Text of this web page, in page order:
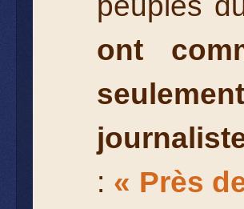
ont
: « Près